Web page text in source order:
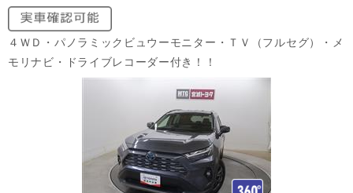
４ＷＤ・パノラミックビュウーモニター・ＴＶ（フルセグ）・メ
モリナビ・ドライブレコーダー付き！！